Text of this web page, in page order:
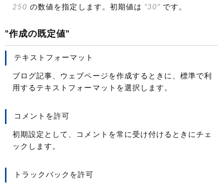
250 の数値を指定します。初期値は "30" です。
"作成の既定値"
テキストフォーマット
ブログ記事、ウェブページを作成するときに、標準で利
用するテキストフォーマットを選択します。
コメントを許可
初期設定として、コメントを常に受け付けるときにチェ
ックします。
トラックバックを許可